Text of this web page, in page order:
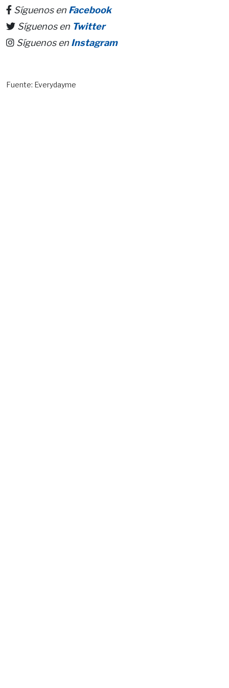
Síguenos en Facebook
Síguenos en Twitter
Síguenos en Instagram
Fuente: Everydayme